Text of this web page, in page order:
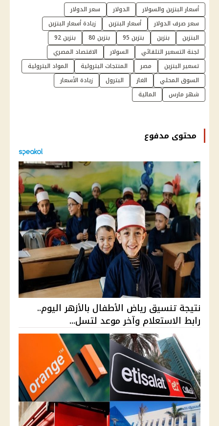
أسعار البنزين والسولار الدولار
سعر الدولار
سعر صرف الدولار
أسعار البنزين
زيادة أسعار البنزين
البنزين
بنزين بنزين 95 بنزين 80
بنزين 92
لجنة التسعير التلقائي
السولار
الاقتصاد المصري
تسعير البنزين
مصر المنتجات البترولية
المواد البترولية
السوق المحلي
الغاز البترول
زيادة الأسعار
شهر مارس
المالية
محتوى مدفوع
نتيجة تنسيق رياض الأطفال بالأزهر اليوم..
رابط الاستعلام وآخر موعد لتسل...